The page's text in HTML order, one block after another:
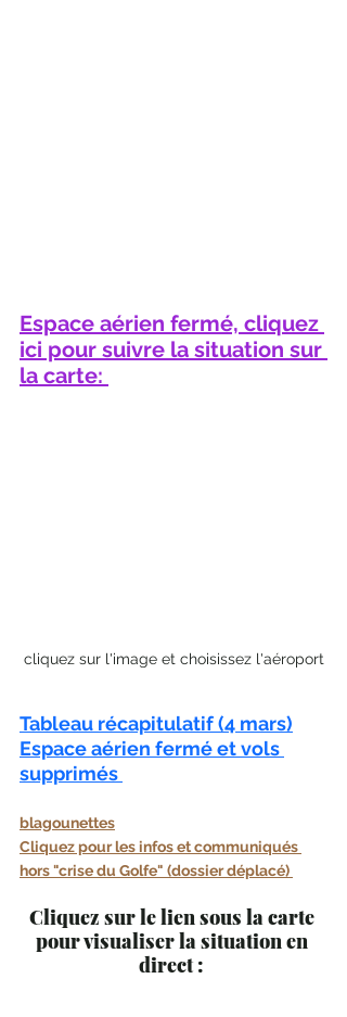
Espace aérien fermé, cliquez
ici pour suivre la situation sur
la carte:
cliquez sur l'image et choisissez l'aéroport
Tableau récapitulatif (4 mars)
Espace aérien fermé et vols
supprimés
blagounettes
Cliquez pour les infos et communiqués
hors "crise du Golfe" (dossier déplacé)
Cliquez sur le lien sous la carte
pour visualiser la situation en
direct :